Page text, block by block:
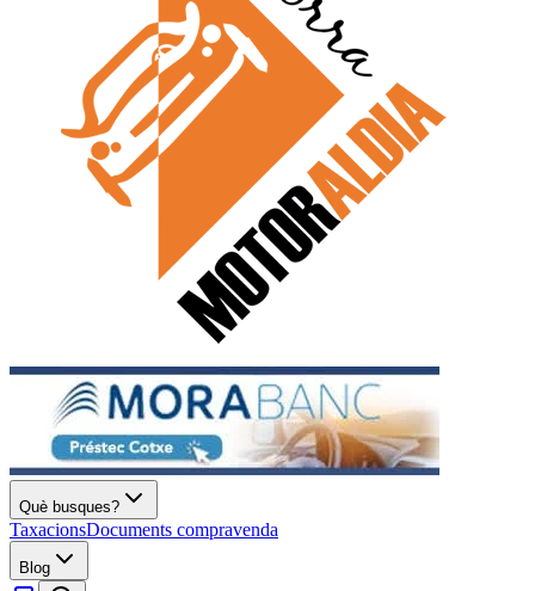
Què busques?
TaxacionsDocuments compravenda
Blog